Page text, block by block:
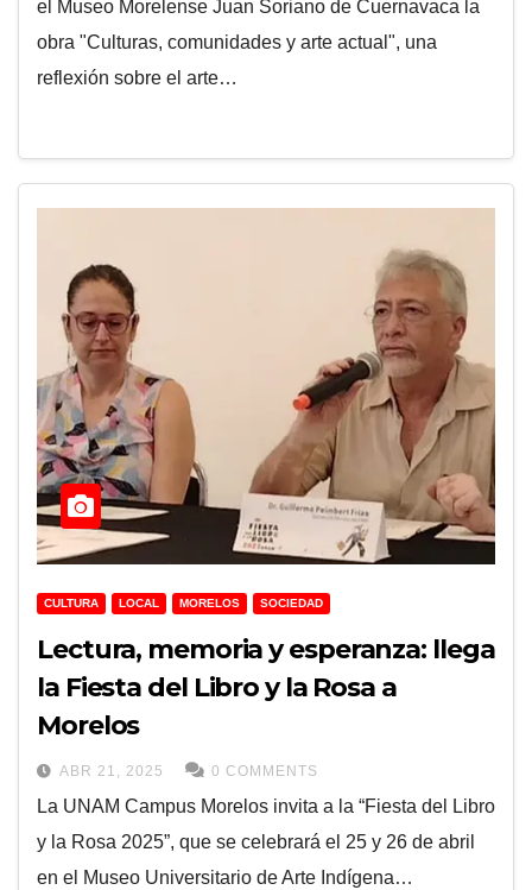
el Museo Morelense Juan Soriano de Cuernavaca la
obra "Culturas, comunidades y arte actual", una
reflexión sobre el arte…
CULTURA LOCAL MORELOS SOCIEDAD
Lectura, memoria y esperanza: llega
la Fiesta del Libro y la Rosa a
Morelos
ABR 21, 2025 0 COMMENTS
La UNAM Campus Morelos invita a la “Fiesta del Libro
y la Rosa 2025”, que se celebrará el 25 y 26 de abril
en el Museo Universitario de Arte Indígena…